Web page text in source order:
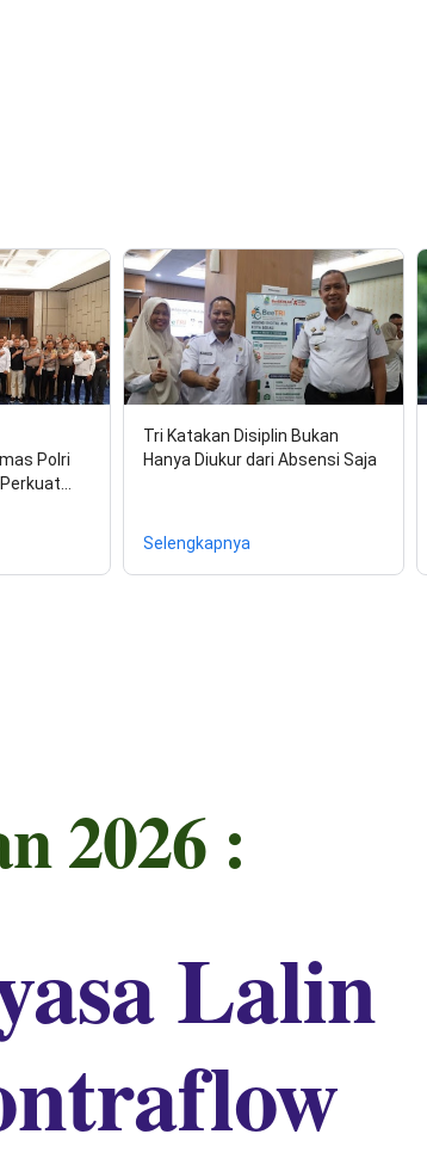
Polri
Tri Katakan Disiplin Bukan
Hanya Diukur dari Absensi Saja
Selengkapnya
2026 :
Lalin